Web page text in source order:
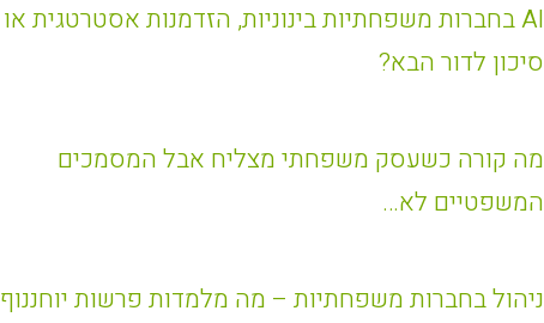
AI בחברות משפחתיות בינוניות, הזדמנות אסטרטגית או
סיכון לדור הבא?
מה קורה כשעסק משפחתי מצליח אבל המסמכים
המשפטיים לא…
ניהול בחברות משפחתיות – מה מלמדות פרשות יוחננוף